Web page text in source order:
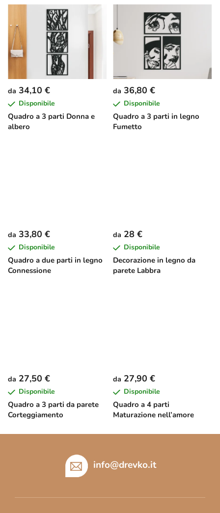
Quadro a 3 parti Donna e
albero
da 34,10 €
Disponibile
Quadro a 3 parti in legno
Fumetto
da 36,80 €
Disponibile
Quadro a due parti in legno
Connessione
da 33,80 €
Disponibile
Decorazione in legno da
parete Labbra
da 28 €
Disponibile
Quadro a 3 parti da parete
Corteggiamento
da 27,50 €
Disponibile
Quadro a 4 parti
Maturazione nell’amore
da 27,90 €
Disponibile
info@drevko.it